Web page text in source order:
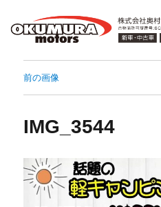
前の画像
IMG_3544